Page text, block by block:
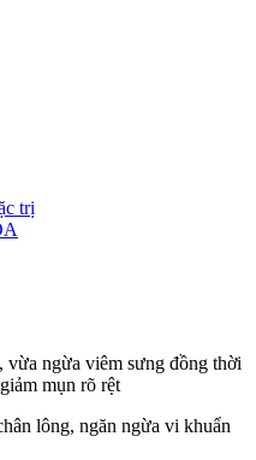
trị
ngừa viêm sưng đồng thời
mụn rõ rệt
lông, ngăn ngừa vi khuẩn